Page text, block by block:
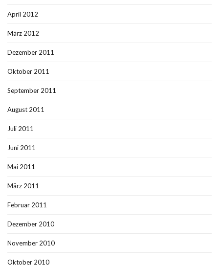
April 2012
März 2012
Dezember 2011
Oktober 2011
September 2011
August 2011
Juli 2011
Juni 2011
Mai 2011
März 2011
Februar 2011
Dezember 2010
November 2010
Oktober 2010